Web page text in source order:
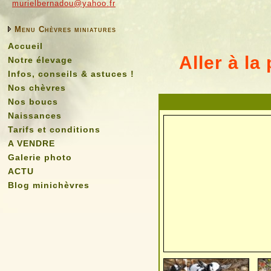
murielbernadou@yahoo.fr
Menu Chèvres miniatures
Accueil
Notre élevage
Infos, conseils & astuces !
Nos chèvres
Nos boucs
Naissances
Tarifs et conditions
A VENDRE
Galerie photo
ACTU
Blog minichèvres
Aller à